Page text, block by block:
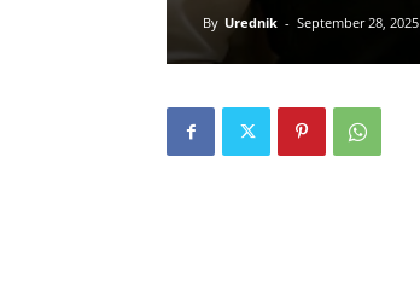
By Urednik - September 28, 2025